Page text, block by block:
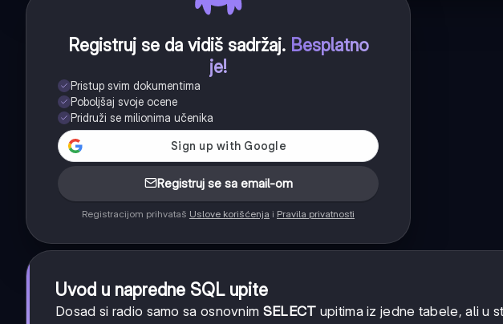
Registruj se da vidiš sadržaj. Besplatno
je!
Pristup svim dokumentima
Poboljšaj svoje ocene
Pridruži se milionima učenika
Registruj se sa email-om
Registracijom prihvataš Uslove korišćenja i Pravila privatnosti
Uvod u napredne SQL upite
Dosad si radio samo sa osnovnim SELECT upitima iz jedne tabele, ali u